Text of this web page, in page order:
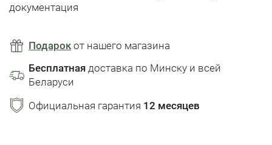
документация
Подарок от нашего магазина
Бесплатная доставка по Минску и всей
Беларуси
Официальная гарантия 12 месяцев